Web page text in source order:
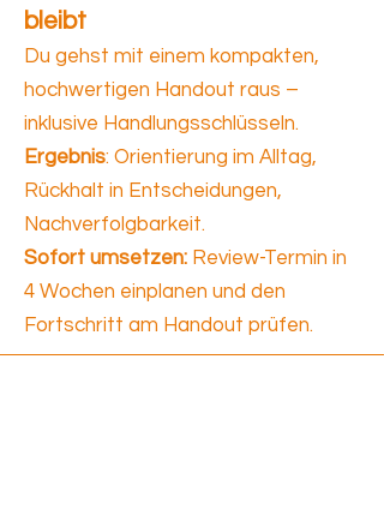
bleibt
Du gehst mit einem kompakten,
hochwertigen Handout raus –
inklusive Handlungsschlüsseln.
Ergebnis: Orientierung im Alltag,
Rückhalt in Entscheidungen,
Nachverfolgbarkeit.
Sofort umsetzen: Review-Termin in
4 Wochen einplanen und den
Fortschritt am Handout prüfen.